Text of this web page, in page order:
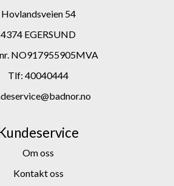
Hovlandsveien 54
4374 EGERSUND
NO917955905MVA
Tlf: 40040444
Om oss
Kontakt oss